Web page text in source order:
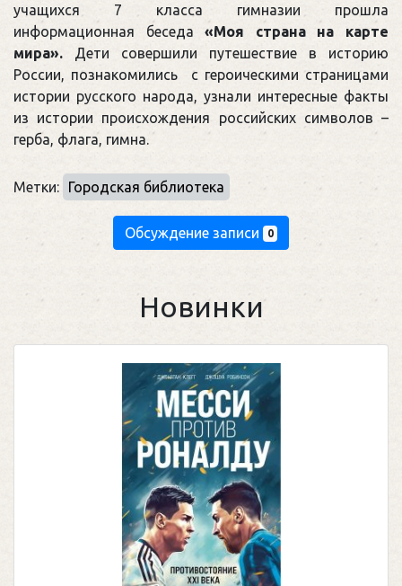
учащихся 7 класса гимназии прошла
информационная беседа«Моя страна на карте
мира». Дети совершили путешествие в историю
России, познакомились с героическими страницами
истории русского народа, узнали интересные факты
из истории происхождения российских символов –
герба, флага, гимна.
Метки: Городская библиотека
Обсуждение записи 0
Новинки